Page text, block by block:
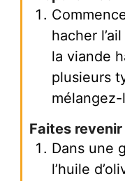
hacher
la viande
plusieurs
Faites
Dans une
l’huile